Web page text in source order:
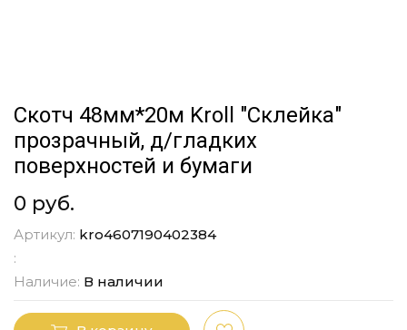
Скотч 48мм*20м Kroll "Склейка"
прозрачный, д/гладких
поверхностей и бумаги
0 руб.
Артикул: kro4607190402384
:
Наличие: В наличии